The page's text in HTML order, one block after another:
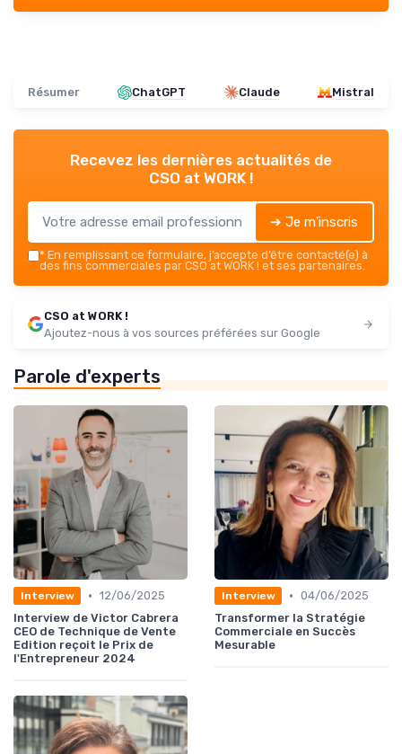
Résumer ChatGPT Claude Mistral
Recevez les dernières actualités de
CSO at WORK !
➔ Je m'inscris
* En remplissant ce formulaire, j’accepte d’être contacté(e) à
des fins commerciales par CSO at WORK ! et ses partenaires.
CSO at WORK !
Ajoutez-nous à vos sources préférées sur Google
Parole d'experts
Interview • 12/06/2025
Interview de Victor Cabrera
CEO de Technique de Vente
Edition reçoit le Prix de
l'Entrepreneur 2024
Interview • 04/06/2025
Transformer la Stratégie
Commerciale en Succès
Mesurable